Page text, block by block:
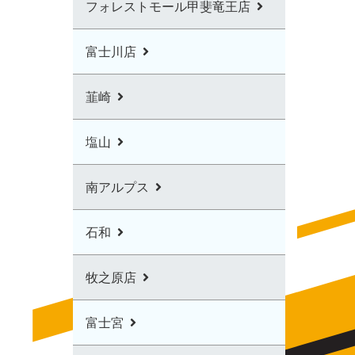
フォレストモール甲斐竜王店
富士川店
韮崎
塩山
南アルプス
石和
牧之原店
富士宮